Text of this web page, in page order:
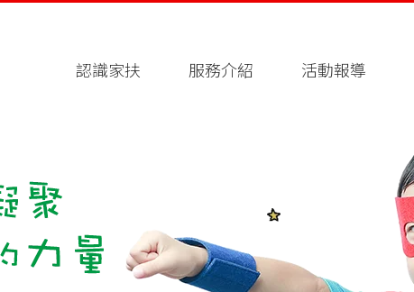
認識家扶 服務介紹 活動報導